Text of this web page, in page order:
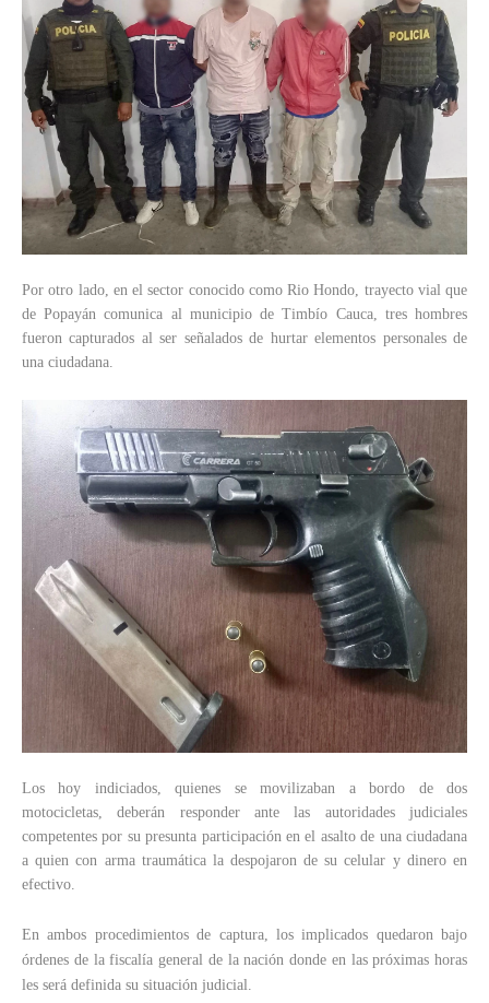
Por otro lado, en el sector conocido como Rio Hondo, trayecto vial que
de Popayán comunica al municipio de Timbío Cauca, tres hombres
fueron capturados al ser señalados de hurtar elementos personales de
una ciudadana.
Los hoy indiciados, quienes se movilizaban a bordo de dos
motocicletas, deberán responder ante las autoridades judiciales
competentes por su presunta participación en el asalto de una ciudadana
a quien con arma traumática la despojaron de su celular y dinero en
efectivo.
En ambos procedimientos de captura, los implicados quedaron bajo
órdenes de la fiscalía general de la nación donde en las próximas horas
les será definida su situación judicial.